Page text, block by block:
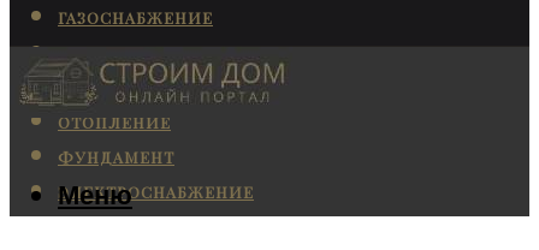
ГАЗОСНАБЖЕНИЕ
КАНАЛИЗАЦИЯ
КОНДИЦИОНИРОВАНИЕ
ОТОПЛЕНИЕ
ФУНДАМЕНТ
ЭЛЕКТРОСНАБЖЕНИЕ
Меню